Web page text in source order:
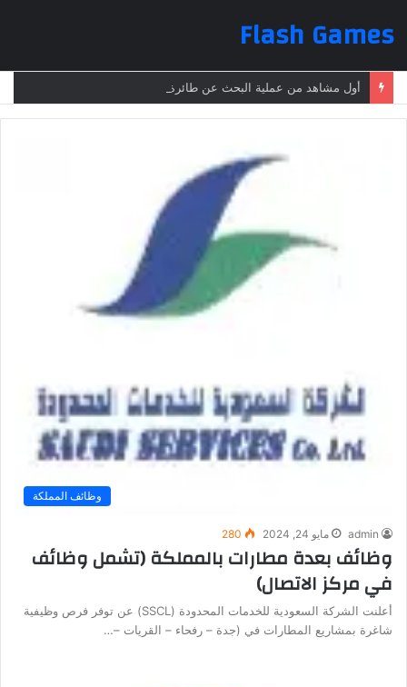
Flash Games
وظائف المملكة
admin مايو 24, 2024 280
وظائف بعدة مطارات بالمملكة (تشمل وظائف
في مركز الاتصال)
أعلنت الشركة السعودية للخدمات المحدودة (SSCL) عن توفر فرص وظيفية
شاغرة بمشاريع المطارات في (جدة – رفحاء – القريات –…